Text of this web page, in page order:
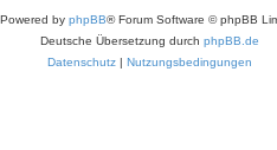
Powered by phpBB® Forum Software © phpBB
Deutsche Übersetzung durch phpBB.de
Datenschutz
Nutzungsbedingungen